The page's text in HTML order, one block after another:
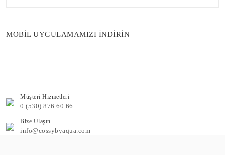
MOBİL UYGULAMAMIZI İNDİRİN
Müşteri Hizmetleri
0 (530) 876 60 66
Bize Ulaşın
info@cossybyaqua.com